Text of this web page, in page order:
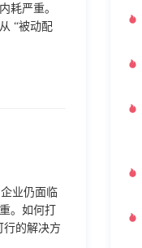
耗严重。
“被动配
业仍面临
。如何打
行的解决方